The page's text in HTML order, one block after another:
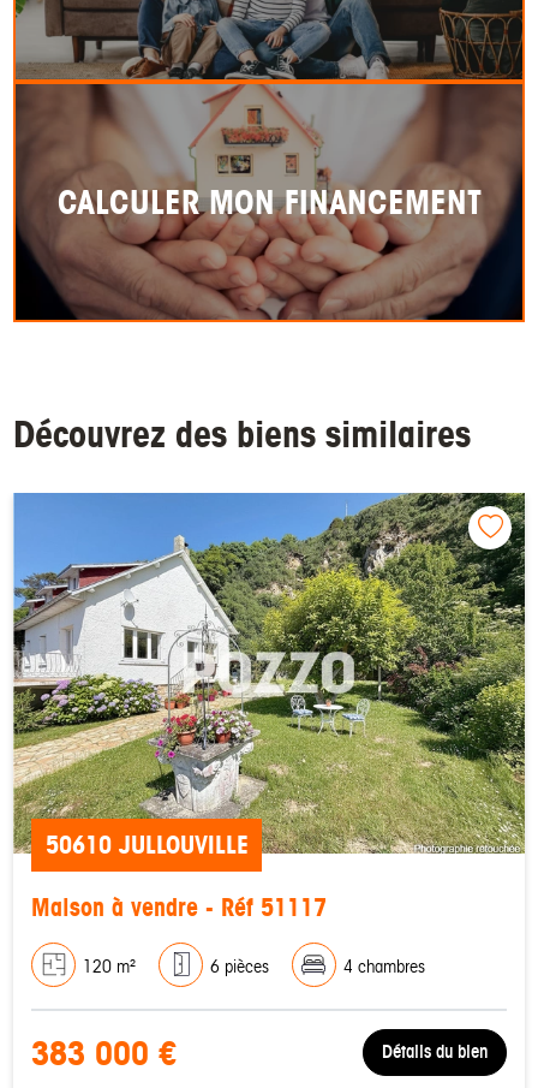
CALCULER MON FINANCEMENT
Découvrez des biens similaires
50610 JULLOUVILLE
Maison à vendre - Réf 51117
120 m² 6 pièces 4 chambres
383 000 € Détails du bien